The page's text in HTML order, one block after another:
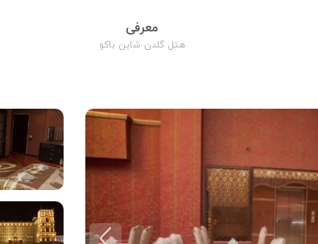
معرفی
هتل گلدن شاین باکو